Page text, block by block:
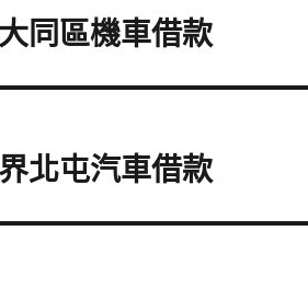
同區機車借款
北屯汽車借款